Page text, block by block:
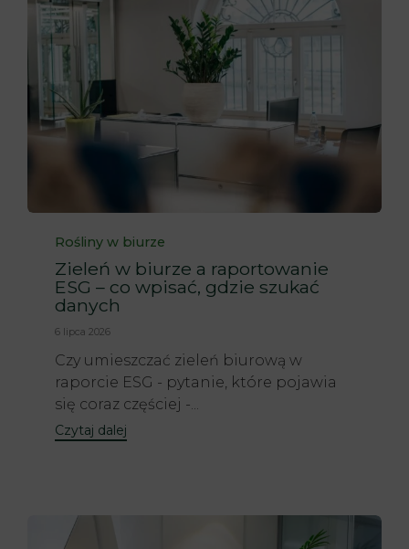
Category
Rośliny w biurze
Zieleń w biurze a raportowanie
ESG – co wpisać, gdzie szukać
danych
6 lipca 2026
Czy umieszczać zieleń biurową w
raporcie ESG - pytanie, które pojawia
się coraz częściej -...
Czytaj dalej